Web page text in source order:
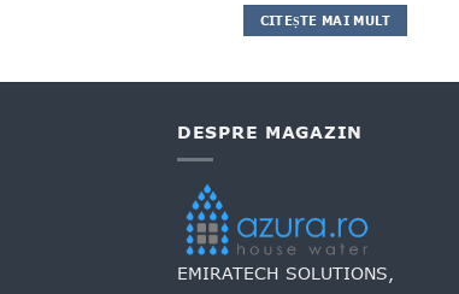
CITEȘTE MAI MULT
DESPRE MAGAZIN
EMIRATECH SOLUTIONS,